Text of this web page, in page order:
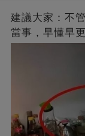
建議大家：不
當事，早懂早